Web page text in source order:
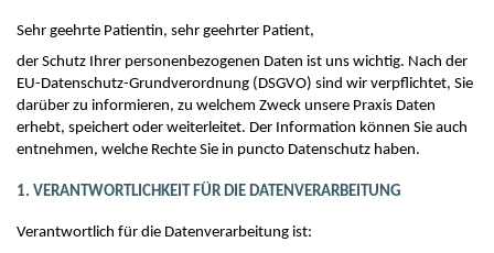
Sehr geehrte Patientin, sehr geehrter Patient,
der Schutz Ihrer personenbezogenen Daten ist uns wichtig. Nach der
EU-Datenschutz-Grundverordnung (DSGVO) sind wir verpflichtet, Sie
darüber zu informieren, zu welchem Zweck unsere Praxis Daten
erhebt, speichert oder weiterleitet. Der Information können Sie auch
entnehmen, welche Rechte Sie in puncto Datenschutz haben.
1. VERANTWORTLICHKEIT FÜR DIE DATENVERARBEITUNG
Verantwortlich für die Datenverarbeitung ist: